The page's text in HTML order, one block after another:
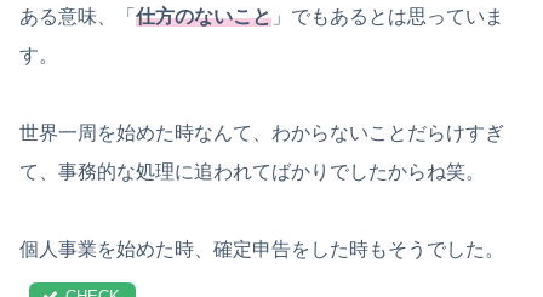
ある意味、「 仕方のないこと 」でもあるとは思っていま
す。
世界一周を始めた時なんて、わからないことだらけすぎ
て、事務的な処理に追われてばかりでしたからね笑。
個人事業を始めた時、確定申告をした時もそうでした。